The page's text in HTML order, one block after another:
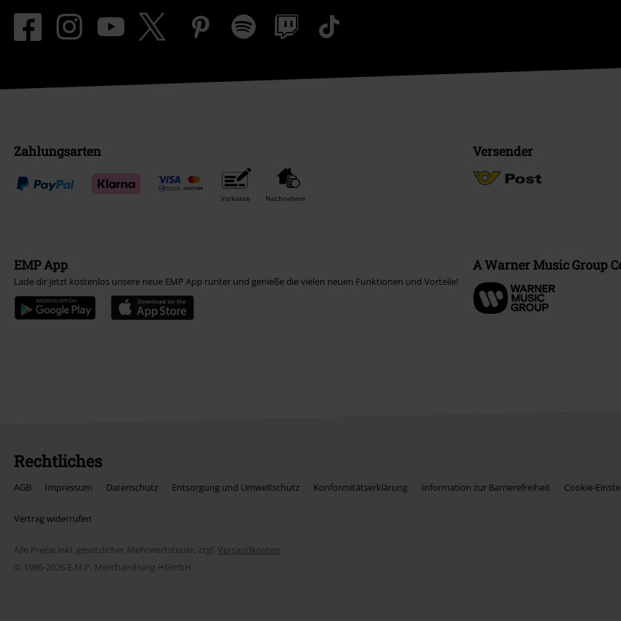
Zahlungsarten
Vorkasse Nachnahme
Versender
EMP App
Lade dir jetzt kostenlos unsere neue EMP App runter und genieße die vielen neuen Funktionen und Vorteile!
A Warner Music Group
Rechtliches
AGB Impressum Datenschutz Entsorgung und Umweltschutz Konformitätserklärung Information zur Barrierefreiheit Cookie-
Vertrag widerrufen
Alle Preise inkl. gesetzlicher Mehrwertsteuer, zzgl. Versandkosten
© 1986-2026 E.M.P. Merchandising HGmbH